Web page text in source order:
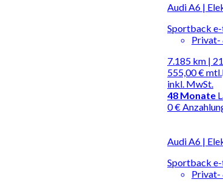
Audi A6 |
Sportback
Privat-
7.185 km |
555,00 €mtl.
inkl. MwSt.
48 Monate
0 €
Audi A6 |
Sportback
Privat-